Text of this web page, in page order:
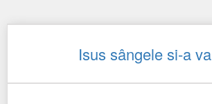
Isus sângele si-a